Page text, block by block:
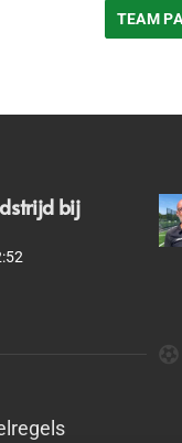
TEAM
bij